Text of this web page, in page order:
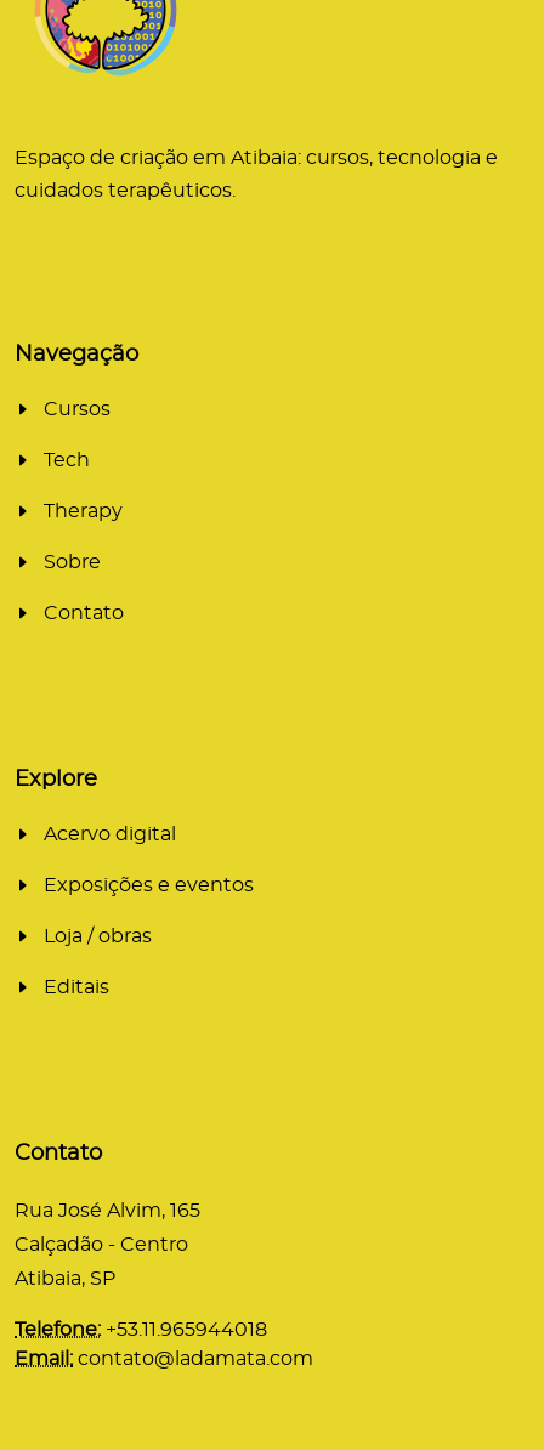
Espaço de criação em Atibaia: cursos, tecnologia e
cuidados terapêuticos.
Navegação
Cursos
Tech
Therapy
Sobre
Contato
Explore
Acervo digital
Exposições e eventos
Loja / obras
Editais
Contato
Rua José Alvim, 165
Calçadão - Centro
Atibaia, SP
Telefone: +53.11.965944018
Email: contato@ladamata.com